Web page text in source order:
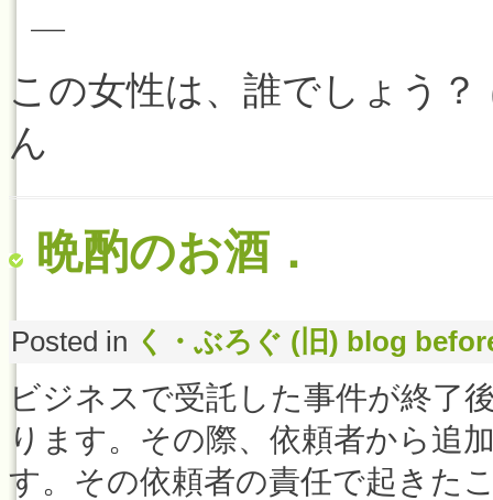
—–
この女性は、誰でしょう？
ん
晩酌のお酒．
Posted in く・ぶろぐ (旧) blog
ビジネスで受託した事件が終了
ります。その際、依頼者から追
す。その依頼者の責任で起きた